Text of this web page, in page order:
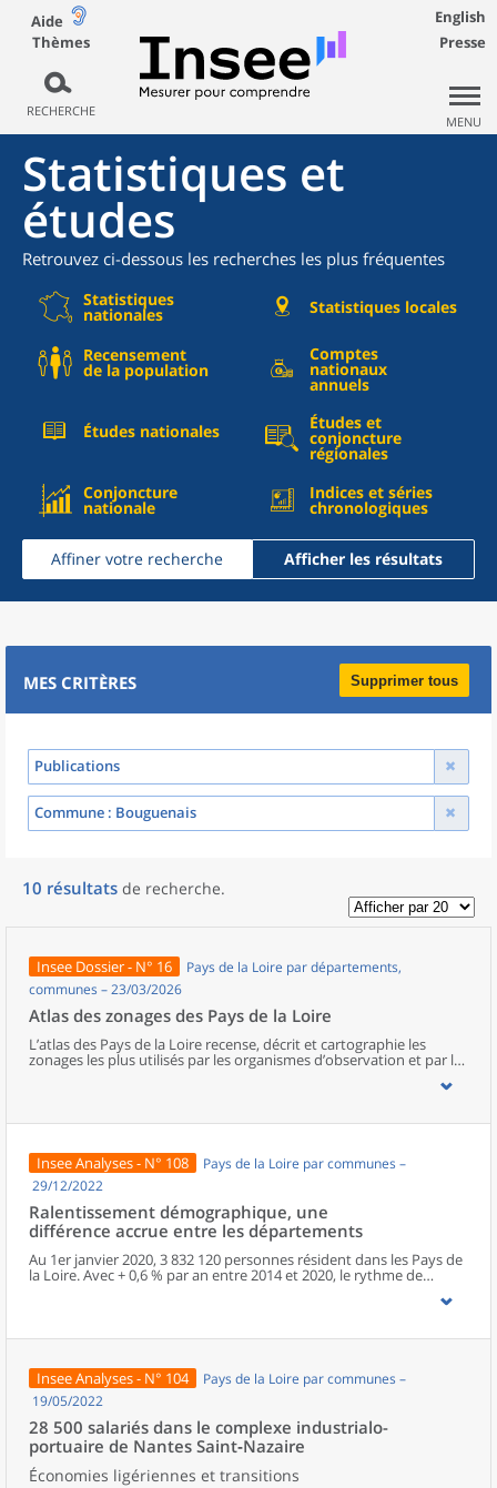
Aide
Thèmes
RECHERCHE
English
Presse
MENU
Statistiques et
études
Retrouvez ci-dessous les recherches les plus fréquentes
Statistiques
nationales Statistiques locales
Recensement
de la population
Comptes
nationaux
annuels
Études nationales Études et
conjoncture
régionales
Conjoncture
nationale
Indices et séries
chronologiques
Affiner votre recherche Afficher les résultats
MES CRITÈRES Supprimer tous
Publications
Commune : Bouguenais
10 résultats de recherche.
Insee Dossier - N° 16
Pays de la Loire par départements,
communes – 23/03/2026
Atlas des zonages des Pays de la Loire
L’atlas des Pays de la Loire recense, décrit et cartographie les
zonages les plus utilisés par les organismes d’observation et par les
pouvoirs publics de la région. Il en présente les versions
actualisées en 2025.Après une présentation de la région, l’ouvrage
administratifs ;- les zonages d’étude ;- les zonages d’action
d’appréhender les principaux zonages à disposition des acteurs de
la région, leurs spécificités et leurs complémentarités. Il permet de
faire un choix éclairé du zonage le plus pertinent pour une analyse
Insee Analyses - N° 108
Pays de la Loire par communes –
29/12/2022
Ralentissement démographique, une
différence accrue entre les départements
Au 1er janvier 2020, 3 832 120 personnes résident dans les Pays de
la Loire. Avec + 0,6 % par an entre 2014 et 2020, le rythme de
croissance de la population est supérieur à la moyenne nationale.
françaises. La population augmente de 23 550 personnes par an
2020, la Loire-Atlantique reste la locomotive de la région avec un
gain de population de 1,2 % par an en moyenne. La Vendée affiche
une augmentation de population encore soutenue (+ 0,8 % par
plus modérée en Maine-et-Loire (+ 0,3 %), s’érode également. La
Sarthe et la Mayenne, après une croissance démographique entre
2009 et 2014, sont dans une phase de relative stabilité entre 2014
et 2020.
Insee Analyses - N° 104
Pays de la Loire par communes –
19/05/2022
28 500 salariés dans le complexe industrialo-
portuaire de Nantes Saint‑Nazaire
Économies ligériennes et transitions